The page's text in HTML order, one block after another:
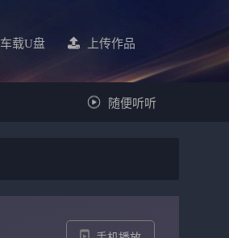
车载u盘 上传作品
随便听听